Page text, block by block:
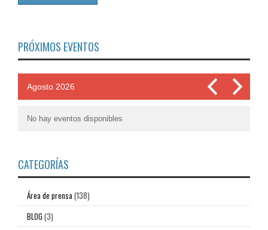
PRÓXIMOS EVENTOS
Agosto 2026
No hay eventos disponibles
CATEGORÍAS
Área de prensa (138)
BLOG (3)